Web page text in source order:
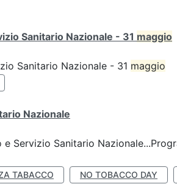
Sanitario Nazionale - 31 maggio
Sanitario Nazionale - 31 maggio
Nazionale
e Servizio Sanitario
TABACCO NO TOBACCO DAY